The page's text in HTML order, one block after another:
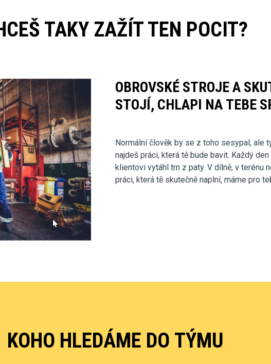
TAKY ZAŽÍT TEN POCIT?
OBROVSKÉ STROJE A
STOJÍ, CHLAPI NA TEBE
Normální člověk by se z toho sesypal, ale
najdeš práci, která tě bude bavit. Každý
klientovi vytáhl trn z paty. V dílně, v terénu
práci, která tě skutečně naplní, máme pro
KOHO HLEDÁME DO TÝMU